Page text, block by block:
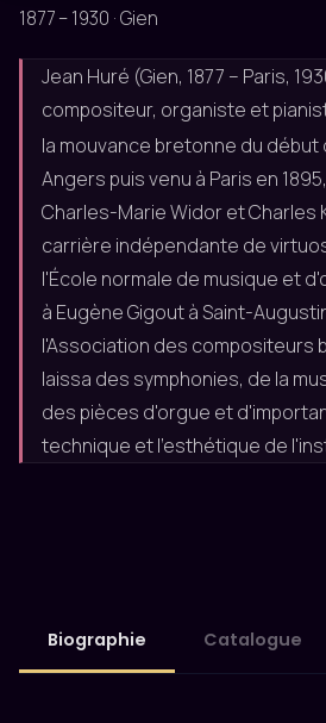
1877 – 1930 · Gien
Jean Huré (Gien, 1877 – Paris,
compositeur, organiste et
la mouvance bretonne du début
Angers puis venu à Paris en
Charles-Marie Widor et Charles
carrière indépendante de
l'École normale de musique et
à Eugène Gigout à Saint-
l'Association des compositeurs
laissa des symphonies, de la
des pièces d'orgue et
technique et l'esthétique de
Biographie Catalogue